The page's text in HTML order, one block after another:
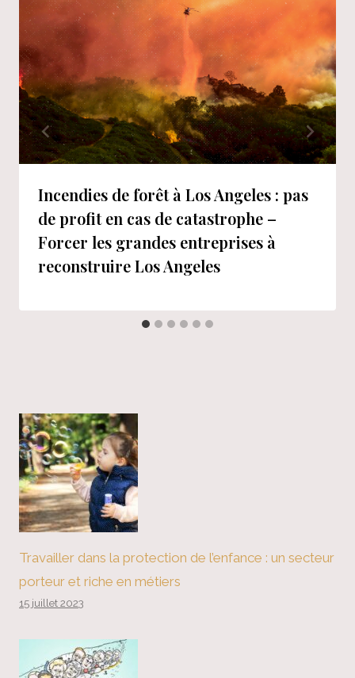
Incendies de forêt à Los Angeles : pas
de profit en cas de catastrophe –
Forcer les grandes entreprises à
reconstruire Los Angeles
Travailler dans la protection de l’enfance : un secteur
porteur et riche en métiers
15 juillet 2023